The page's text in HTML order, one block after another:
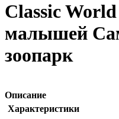
Classic
малышей
зоопарк
Описание
Характеристики